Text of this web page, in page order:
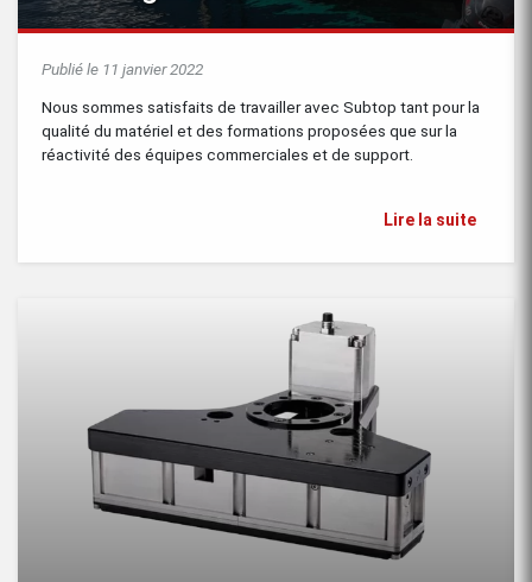
Publié le 11 janvier 2022
Nous sommes satisfaits de travailler avec Subtop tant pour la
qualité du matériel et des formations proposées que sur la
réactivité des équipes commerciales et de support.
Lire la suite